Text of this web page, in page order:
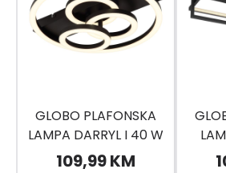
GLOBO PLAFONSKA
LAMPA DARRYL I 40 W
109,99 KM